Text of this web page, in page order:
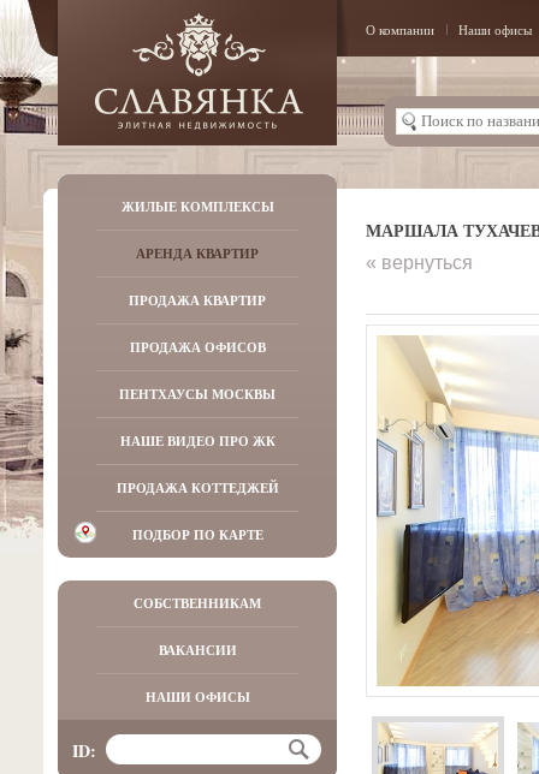
О компании Наши офисы
ЖИЛЫЕ КОМПЛЕКСЫ
АРЕНДА КВАРТИР
ПРОДАЖА КВАРТИР
ПРОДАЖА ОФИСОВ
ПЕНТХАУСЫ МОСКВЫ
НАШЕ ВИДЕО ПРО ЖК
ПРОДАЖА КОТТЕДЖЕЙ
ПОДБОР ПО КАРТЕ
СОБСТВЕННИКАМ
ВАКАНСИИ
НАШИ ОФИСЫ
ID:
МАРШАЛА
« вернуться